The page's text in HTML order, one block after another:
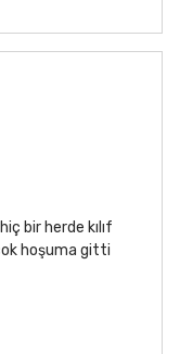
bir herde kılıf
hoşuma gitti